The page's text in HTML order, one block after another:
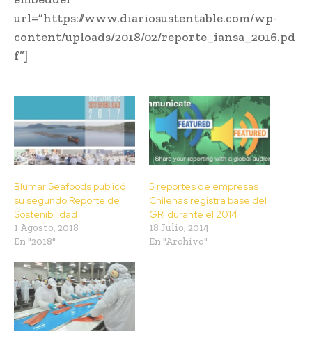
url=”https://www.diariosustentable.com/wp-
content/uploads/2018/02/reporte_iansa_2016.pd
f”]
Blumar Seafoods publicó
su segundo Reporte de
Sostenibilidad
1 Agosto, 2018
En "2018"
5 reportes de empresas
Chilenas registra base del
GRI durante el 2014
18 Julio, 2014
En "Archivo"